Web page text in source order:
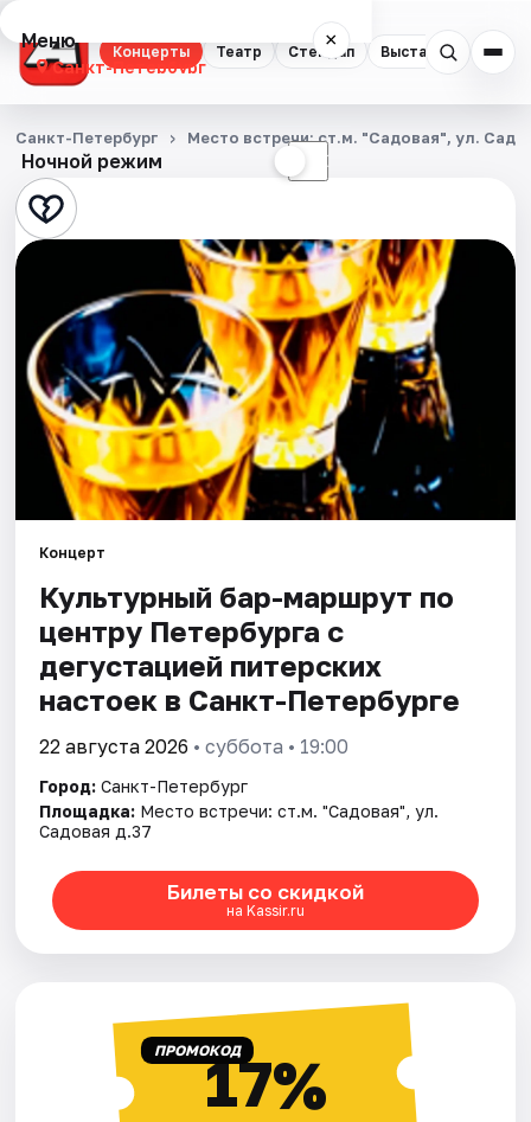
Концерты Театр Стендап Выставки
Меню ×
Санкт-Петербург
Концерты
Театр
Стендап
Выставки
Квесты
Экскурсии
Спорт
События
Города
Площадки
Артисты
Рейтинги
Ночной режим ☾
Санкт-Петербург Место встречи: ст.м. "Садовая", ул.
Концерт
Культурный бар-маршрут по
центру Петербурга с
дегустацией питерских
настоек в Санкт-Петербурге
22 августа 2026 • суббота • 19:00
Город: Санкт-Петербург
Площадка: Место встречи: ст.м. "Садовая", ул.
Садовая д.37
Билеты со скидкой
на Kassir.ru
ПРОМОКОД17%